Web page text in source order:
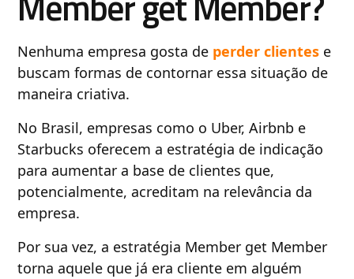
Nenhuma empresa gosta de perder clientes e
buscam formas de contornar essa situação de
maneira criativa.
No Brasil, empresas como o Uber, Airbnb e
Starbucks oferecem a estratégia de indicação
para aumentar a base de clientes que,
potencialmente, acreditam na relevância da
empresa.
Por sua vez, a estratégia Member get Member
torna aquele que já era cliente em alguém